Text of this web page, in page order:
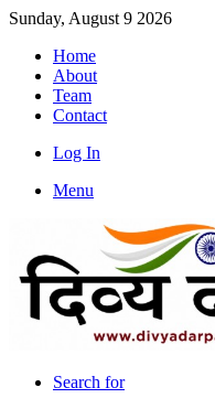
Sunday, August 9 2026
Home
About
Team
Contact
Log In
Menu
Search for